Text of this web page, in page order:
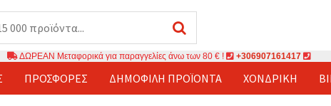
ΔΩΡΕΑΝ Μεταφορικά για παραγγελίες άνω των 80 € ! +306907161417
ΠΡΟΣΦΟΡΈΣ ΔΗΜΟΦΙΛΉ ΠΡΟΪΌΝΤΑ ΧΟΝΔΡΙΚΉ